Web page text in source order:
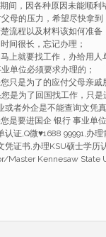
间，因各种原因未能顺
母的压力，希望尽快拿到
流程以及材料该如何准备
间很长，忘记办理；
上就要找工作，办给用人
单位必须要求办理的；
只是为了的应付父母亲
是为了回国找工作，只
或者外企是不能查询文凭真
是要进国企 银行 事业单
认证,Q微♥1688 99991,办
凭证书,办理KSU硕士学历
Master Kennesaw State